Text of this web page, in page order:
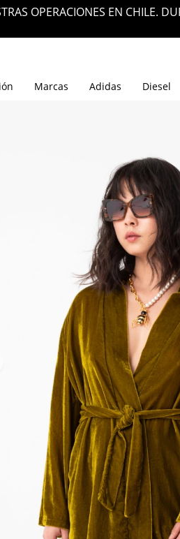
OPERACIONES EN CHILE.
Marcas Adidas Diesel